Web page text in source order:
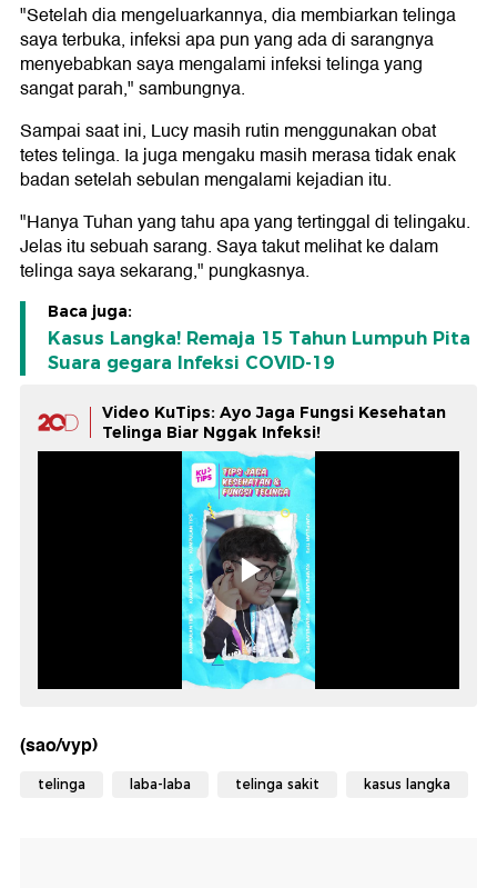
"Setelah dia mengeluarkannya, dia membiarkan telinga
saya terbuka, infeksi apa pun yang ada di sarangnya
menyebabkan saya mengalami infeksi telinga yang
sangat parah," sambungnya.
Sampai saat ini, Lucy masih rutin menggunakan obat
tetes telinga. Ia juga mengaku masih merasa tidak enak
badan setelah sebulan mengalami kejadian itu.
"Hanya Tuhan yang tahu apa yang tertinggal di telingaku.
Jelas itu sebuah sarang. Saya takut melihat ke dalam
telinga saya sekarang," pungkasnya.
Baca juga:
Kasus Langka! Remaja 15 Tahun Lumpuh Pita
Suara gegara Infeksi COVID-19
Video KuTips: Ayo Jaga Fungsi Kesehatan
Telinga Biar Nggak Infeksi!
(sao/vyp)
telinga laba-laba telinga sakit kasus langka